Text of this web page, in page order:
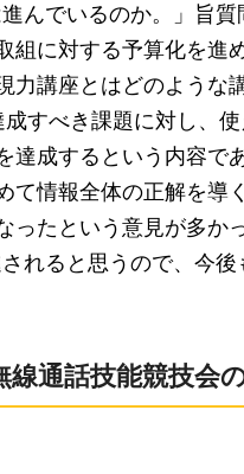
んでいるのか。」旨
に対する予算化を進
力講座とはどのような
すべき課題に対し、
達成するという内容
て情報全体の正解を導
たという意見が多か
れると思うので、今
線通話技能競技会